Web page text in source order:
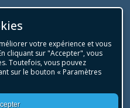
votre expérience et vous
cliquant sur "Accepter", vous
Toutefois, vous pouvez
sur le bouton « Paramètres